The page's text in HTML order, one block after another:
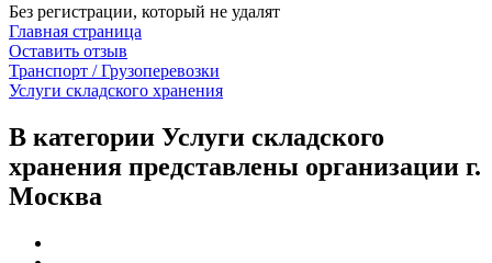
Без регистрации, который не удалят
Главная страница
Оставить отзыв
Транспорт / Грузоперевозки
Услуги складского хранения
В категории Услуги складского
хранения представлены организации г.
Москва